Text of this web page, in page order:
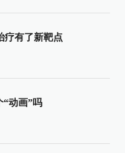
疗有了新靶点
“动画”吗